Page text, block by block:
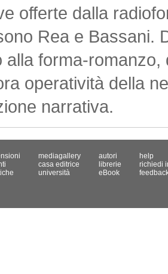
offerte dalla
Rea e Bassani.
alla forma-
operatività della
narrativa.
mediagallery
casa editrice
università
autori
librerie
eBook
help
richiedi